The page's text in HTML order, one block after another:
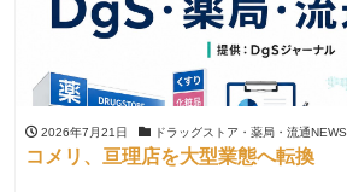
2026年7月21日 ドラッグストア・薬局・流通NEWS
コメリ、亘理店を大型業態へ転換